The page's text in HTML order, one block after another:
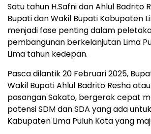
Satu tahun H.Safni dan Ahlul Badrito
Bupati dan Wakil Bupati Kabupaten
menjadi fase penting dalam
pembangunan berkelanjutan Lima
Lima tahun kedepan.
Pasca dilantik 20 Februari 2025,
Wakil Bupati Ahlul Badrito Resha
pasangan Sakato, bergerak cepat
potensi SDM dan SDA yang ada
Kabupaten Lima Puluh Kota yang